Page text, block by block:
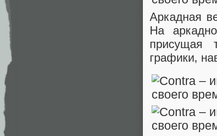
Аркадная
На
присущая
графики,